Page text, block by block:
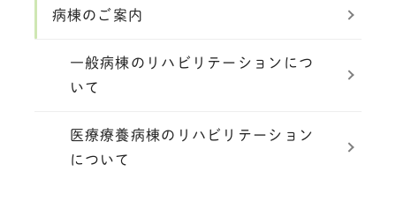
病棟のご案内
一般病棟のリハビリテーションにつ
いて
医療療養病棟のリハビリテーション
について